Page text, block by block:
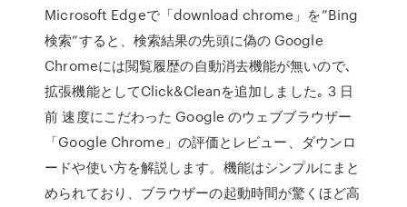
Microsoft Edgeで「download chrome」を”Bing
検索”すると、検索結果の先頭に偽の Google
Chromeには閲覧履歴の自動消去機能が無いので､
拡張機能としてClick&Cleanを追加しました｡ 3 日
前 速度にこだわった Google のウェブブラウザー
「Google Chrome」の評価とレビュー、ダウンロ
ードや使い方を解説します。機能はシンプルにまと
められており、ブラウザーの起動時間が驚くほど高